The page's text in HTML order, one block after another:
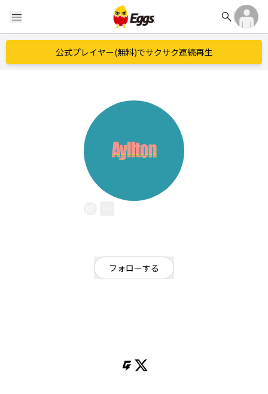
menu search
公式プレイヤー(無料)でサクサク連続再生
フォローする
ayllton.info@gmail.com